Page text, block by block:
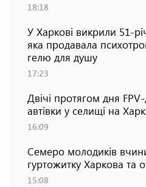
18:18
У Харкові викрили 51-
яка продавала
гелю для душу
17:23
Двічі протягом дня
автівки у селищі на
16:09
Семеро молодиків
гуртожитку Харкова та
15:08